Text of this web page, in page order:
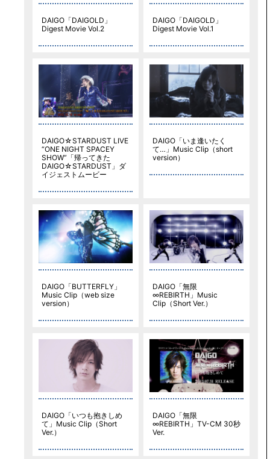
DAIGO「DAIGOLD」
Digest Movie Vol.2
DAIGO「DAIGOLD」
Digest Movie Vol.1
DAIGO☆STARDUST LIVE
“ONE NIGHT SPACEY
SHOW”「帰ってきた
DAIGO☆STARDUST」ダ
イジェストムービー
DAIGO「いま逢いたく
て…」Music Clip（short
version）
DAIGO「BUTTERFLY」
Music Clip（web size
version）
DAIGO「無限
∞REBIRTH」Music
Clip（Short Ver.）
DAIGO「いつも抱きしめ
て」Music Clip（Short
Ver.）
DAIGO「無限
∞REBIRTH」TV-CM 30秒
Ver.